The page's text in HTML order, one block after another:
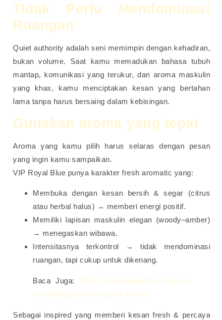
Tidak Perlu Mendominasi
Ruangan
Quiet authority adalah seni memimpin dengan kehadiran,
bukan volume. Saat kamu memadukan bahasa tubuh
mantap, komunikasi yang terukur, dan aroma maskulin
yang khas, kamu menciptakan kesan yang bertahan
lama tanpa harus bersaing dalam kebisingan.
Gunakan aroma yang tepat
Aroma yang kamu pilih harus selaras dengan pesan
yang ingin kamu sampaikan.
VIP Royal Blue punya karakter fresh aromatic yang:
Membuka dengan kesan bersih & segar (citrus
atau herbal halus) → memberi energi positif.
Memiliki lapisan maskulin elegan (woody–amber)
→ menegaskan wibawa.
Intensitasnya terkontrol → tidak mendominasi
ruangan, tapi cukup untuk dikenang.
Baca Juga: Cara Memaksimalkan Pesona
Pria dengan Parfum Spicy Green
Sebagai inspired yang memberi kesan fresh & percaya